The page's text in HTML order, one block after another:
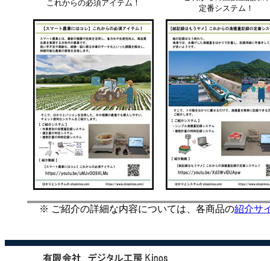
これからの必須アイテム！
定番システム！
※ ご紹介の詳細な内容については、各商品の紹介サ